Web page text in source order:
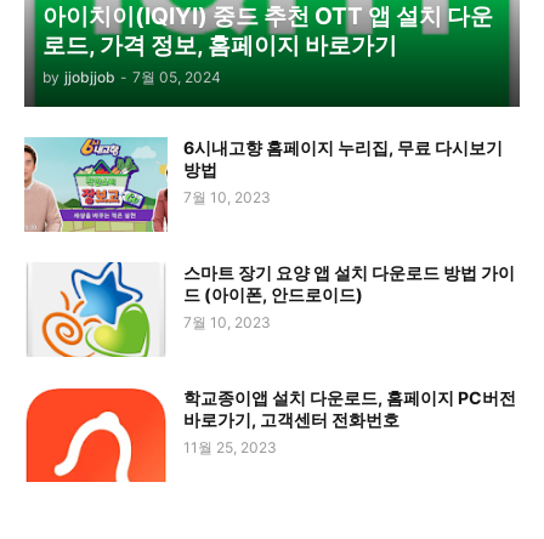
아이치이(IQIYI) 중드 추천 OTT 앱 설치 다운
로드, 가격 정보, 홈페이지 바로가기
by jjobjjob - 7월 05, 2024
6시내고향 홈페이지 누리집, 무료 다시보기
방법
7월 10, 2023
스마트 장기 요양 앱 설치 다운로드 방법 가이
드 (아이폰, 안드로이드)
7월 10, 2023
학교종이앱 설치 다운로드, 홈페이지 PC버전
바로가기, 고객센터 전화번호
11월 25, 2023